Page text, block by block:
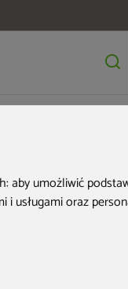
aby umożliwić
i usługami oraz
1 349 zł